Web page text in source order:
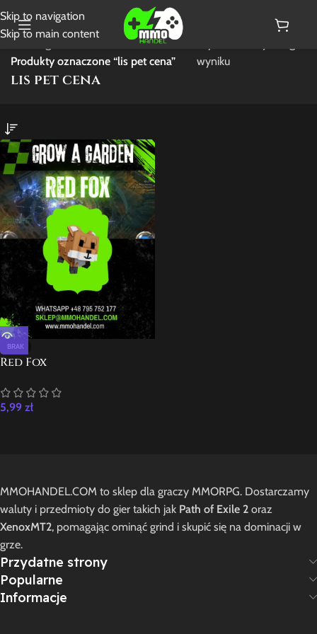
Skip to navigation
Skip to main content
Strona główna
Produkty oznaczone “lis pet cena”
wyniku
lis pet cena
BRAK
Red Fox
5,99 zł
MMOHANDEL.COM to sklep dla graczy MMORPG. Dostarczamy
waluty i przedmioty do gier takich jak Path of Exile 2 oraz
XenoxMT2, pomagając ominąć grind i skupić się na dominacji w
grze.
Przydatne strony
Popularne
Informacje